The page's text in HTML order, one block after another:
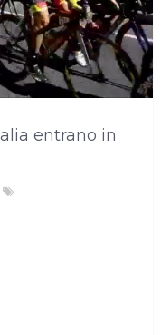
entrano in